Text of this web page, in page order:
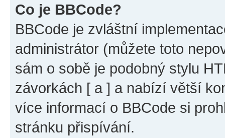
Co je BBCode?
BBCode je zvláštní
administrátor (můžete toto
sám o sobě je podobný stylu
závorkách [ a ] a nabízí větší
více informací o BBCode si
stránku přispívání.